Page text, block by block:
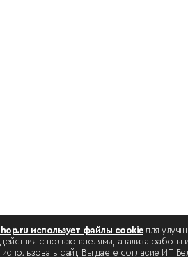
использует файлы cookieдля
с пользователями, анализа работы
сайт, Вы даете согласие ИП